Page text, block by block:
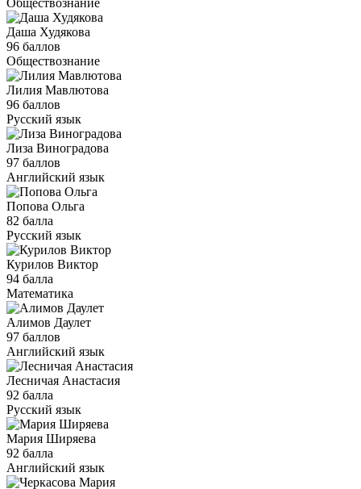
Обществознание
Даша Худякова
96 баллов
Обществознание
Лилия Мавлютова
96 баллов
Русский язык
Лиза Виноградова
97 баллов
Английский язык
Попова Ольга
82 балла
Русский язык
Курилов Виктор
94 балла
Математика
Алимов Даулет
97 баллов
Английский язык
Лесничая Анастасия
92 балла
Русский язык
Мария Ширяева
92 балла
Английский язык